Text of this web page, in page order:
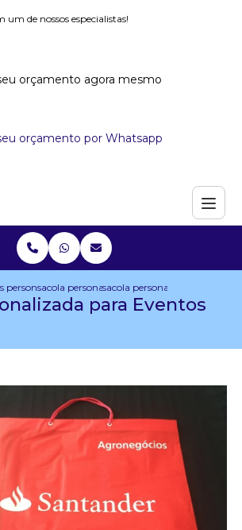
de nossos especialistas!
orçamento agora mesmo
orçamento por Whatsapp
personalizadas
sacola personalizada com dobra no fundo
sacola personalizada para
para Eventos